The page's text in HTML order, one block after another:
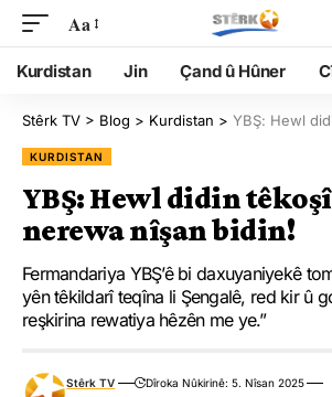
Aa
Kurdistan Jin Çand û Hûner
Stêrk TV > Blog > Kurdistan > YBŞ: Hewl didin
KURDISTAN
YBŞ: Hewl didin
nerewa nîşan bidin!
Fermandariya YBŞ’ê bi daxuyaniyekê
yên têkildarî teqîna li Şengalê, red kir û
reşkirina rewatiya hêzên me ye.”
Stêrk TV
Dîroka Nûkirinê: 5. Nîsan 2025